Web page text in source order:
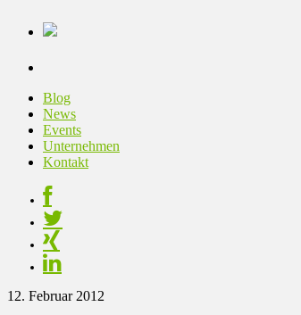
Blog
News
Events
Unternehmen
Kontakt
12. Februar 2012